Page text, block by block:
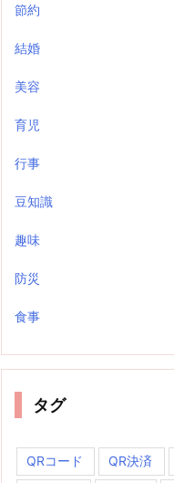
節約
結婚
美容
育児
行事
豆知識
趣味
防災
食事
タグ
QRコード QR決済